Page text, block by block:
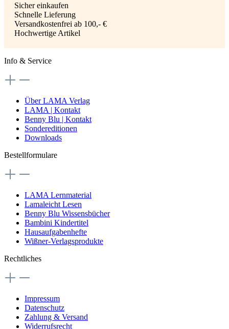
Sicher einkaufen
Schnelle Lieferung
Versandkostenfrei ab 100,- €
Hochwertige Artikel
Info & Service
Über LAMA Verlag
LAMA | Kontakt
Benny Blu | Kontakt
Sondereditionen
Downloads
Bestellformulare
LAMA Lernmaterial
Lamaleicht Lesen
Benny Blu Wissensbücher
Bambini Kindertitel
Hausaufgabenhefte
Wißner-Verlagsprodukte
Rechtliches
Impressum
Datenschutz
Zahlung & Versand
Widerrufsrecht